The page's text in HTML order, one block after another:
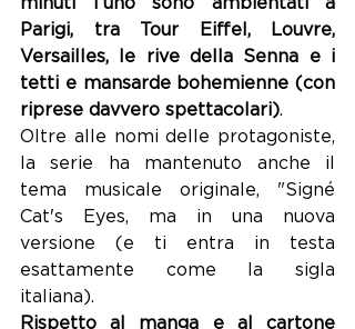
Parigi, tra Tour Eiffel, Louvre,
Versailles, le rive della Senna e i
tetti e mansarde bohemienne (con
riprese davvero spettacolari).
Oltre alle nomi delle protagoniste,
la serie ha mantenuto anche il
tema musicale originale, "Signé
Cat's Eyes, ma in una nuova
versione (e ti entra in testa
esattamente come la sigla
italiana).
Rispetto al manga e al cartone